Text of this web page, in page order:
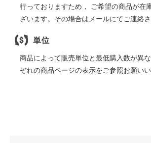
行っておりますため， ご希望の商品が在
ざいます。その場合はメールにてご連絡さ
単位
商品によって販売単位と最低購入数が異
ぞれの商品ページの表示をご参照お願いい